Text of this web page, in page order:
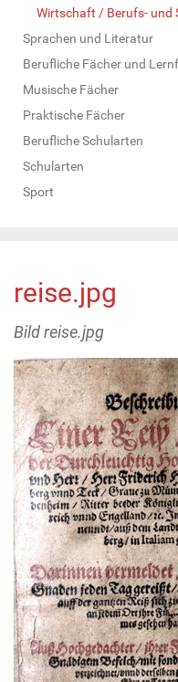
Wirtschaft / Berufs- und
Sprachen und Literatur
Berufliche Fächer und
Musische Fächer
Praktische Fächer
Berufliche Schularten
Schularten
Sport
reise.jpg
Bild reise.jpg